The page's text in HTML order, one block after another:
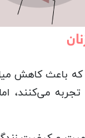
باعث کاهش